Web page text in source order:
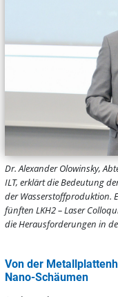
Dr. Alexander Olowinsky,
ILT, erklärt die Bedeutung
der Wasserstoffproduktion.
fünften LKH2 – Laser
die Herausforderungen in
Von der
Nano-Schäumen